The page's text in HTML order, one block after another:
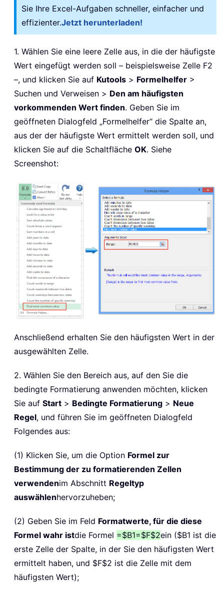
Sie Ihre Excel-Aufgaben schneller, einfacher und
effizienter.Jetzt herunterladen!
1. Wählen Sie eine leere Zelle aus, in die der häufigste
Wert eingefügt werden soll – beispielsweise Zelle F2
–, und klicken Sie auf Kutools > Formelhelfer >
Suchen und Verweisen > Den am häufigsten
vorkommenden Wert finden. Geben Sie im
geöffneten Dialogfeld „Formelhelfer“ die Spalte an,
aus der der häufigste Wert ermittelt werden soll, und
klicken Sie auf die Schaltfläche OK. Siehe
Screenshot:
Anschließend erhalten Sie den häufigsten Wert in der
ausgewählten Zelle.
2. Wählen Sie den Bereich aus, auf den Sie die
bedingte Formatierung anwenden möchten, klicken
Sie auf Start > Bedingte Formatierung > Neue
Regel, und führen Sie im geöffneten Dialogfeld
Folgendes aus:
(1) Klicken Sie, um die Option Formel zur
Bestimmung der zu formatierenden Zellen
verwendenim Abschnitt Regeltyp
auswählenhervorzuheben;
(2) Geben Sie im Feld Formatwerte, für die diese
Formel wahr istdie Formel =$B1=$F$2ein ($B1 ist die
erste Zelle der Spalte, in der Sie den häufigsten Wert
ermittelt haben, und $F$2 ist die Zelle mit dem
häufigsten Wert);